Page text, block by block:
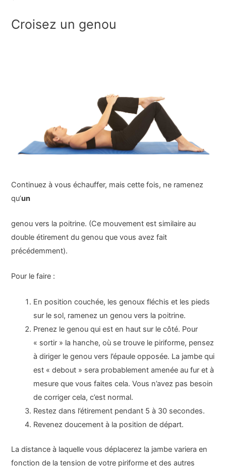
Croisez un genou
Continuez à vous échauffer, mais cette fois, ne ramenez
qu’un
genou vers la poitrine. (Ce mouvement est similaire au
double étirement du genou que vous avez fait
précédemment).
Pour le faire :
En position couchée, les genoux fléchis et les pieds
sur le sol, ramenez un genou vers la poitrine.
Prenez le genou qui est en haut sur le côté. Pour
« sortir » la hanche, où se trouve le piriforme, pensez
à diriger le genou vers l’épaule opposée. La jambe qui
est « debout » sera probablement amenée au fur et à
mesure que vous faites cela. Vous n’avez pas besoin
de corriger cela, c’est normal.
Restez dans l’étirement pendant 5 à 30 secondes.
Revenez doucement à la position de départ.
La distance à laquelle vous déplacerez la jambe variera en
fonction de la tension de votre piriforme et des autres